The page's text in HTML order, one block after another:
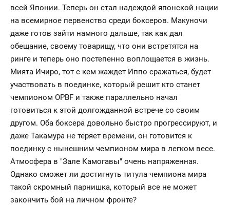
всей Японии. Теперь он стал надеждой японской нации
на всемирное первенство среди боксеров. Макуночи
даже готов зайти намного дальше, так как дал
обещание, своему товарищу, что они встретятся на
ринге и теперь оно постепенно воплощается в жизнь.
Мията Ичиро, тот с кем жаждет Иппо сражаться, будет
участвовать в поединке, который решит кто станет
чемпионом OPBF и также параллельно начал
готовиться к этой долгожданной встрече со своим
другом. Оба боксера довольно быстро прогрессируют, и
даже Такамура не теряет времени, он готовится к
поединку с нынешним чемпионом мира в легком весе.
Атмосфера в "Зале Камогавы" очень напряженная.
Однако сможет ли достигнуть титула чемпиона мира
такой скромный парнишка, который все не может
закончить бой на личном фронте?